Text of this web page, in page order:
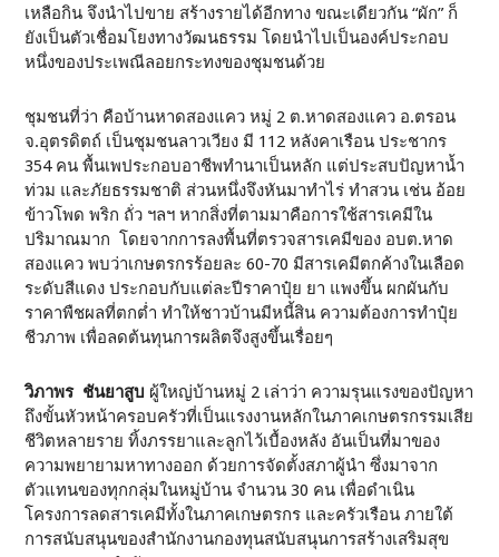
เหลือกิน จึงนำไปขาย สร้างรายได้อีกทาง ขณะเดียวกัน “ผัก” ก็
ยังเป็นตัวเชื่อมโยงทางวัฒนธรรม โดยนำไปเป็นองค์ประกอบ
หนึ่งของประเพณีลอยกระทงของชุมชนด้วย
ชุมชนที่ว่า คือบ้านหาดสองแคว หมู่ 2 ต.หาดสองแคว อ.ตรอน
จ.อุตรดิตถ์ เป็นชุมชนลาวเวียง มี 112 หลังคาเรือน ประชากร
354 คน พื้นเพประกอบอาชีพทำนาเป็นหลัก แต่ประสบปัญหาน้ำ
ท่วม และภัยธรรมชาติ ส่วนหนึ่งจึงหันมาทำไร่ ทำสวน เช่น อ้อย
ข้าวโพด พริก ถั่ว ฯลฯ หากสิ่งที่ตามมาคือการใช้สารเคมีใน
ปริมาณมาก โดยจากการลงพื้นที่ตรวจสารเคมีของ อบต.หาด
สองแคว พบว่าเกษตรกรร้อยละ 60-70 มีสารเคมีตกค้างในเลือด
ระดับสีแดง ประกอบกับแต่ละปีราคาปุ๋ย ยา แพงขึ้น ผกผันกับ
ราคาพืชผลที่ตกต่ำ ทำให้ชาวบ้านมีหนี้สิน ความต้องการทำปุ๋ย
ชีวภาพ เพื่อลดต้นทุนการผลิตจึงสูงขึ้นเรื่อยๆ
วิภาพร ชันยาสูบ ผู้ใหญ่บ้านหมู่ 2 เล่าว่า ความรุนแรงของปัญหา
ถึงขั้นหัวหน้าครอบครัวที่เป็นแรงงานหลักในภาคเกษตรกรรมเสีย
ชีวิตหลายราย ทิ้งภรรยาและลูกไว้เบื้องหลัง อันเป็นที่มาของ
ความพยายามหาทางออก ด้วยการจัดตั้งสภาผู้นำ ซึ่งมาจาก
ตัวแทนของทุกกลุ่มในหมู่บ้าน จำนวน 30 คน เพื่อดำเนิน
โครงการลดสารเคมีทั้งในภาคเกษตรกร และครัวเรือน ภายใต้
การสนับสนุนของสำนักงานกองทุนสนับสนุนการสร้างเสริมสุข